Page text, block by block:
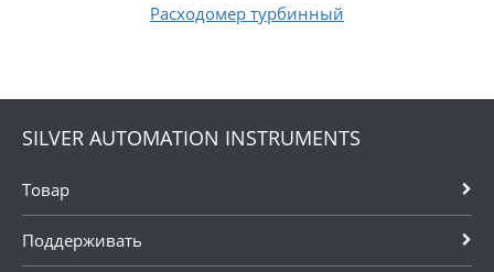
Расходомер турбинный
SILVER AUTOMATION INSTRUMENTS
Товар
Поддерживать